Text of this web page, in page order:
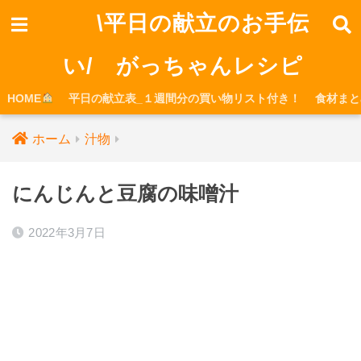
\平日の献立のお手伝
い/ がっちゃんレシピ
HOME 平日の献立表_１週間分の買い物リスト付き！ 食材ま
ホーム 汁物
にんじんと豆腐の味噌汁
2022年3月7日